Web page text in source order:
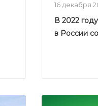
16 декабря
В 2022
в России